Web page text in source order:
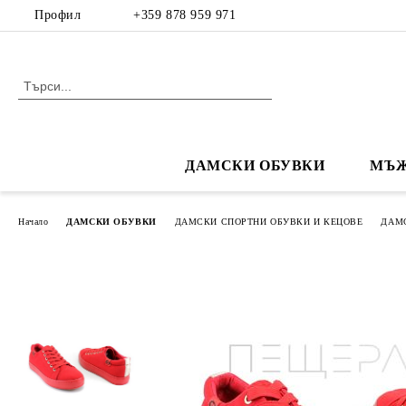
Профил +359 878 959 971
ДАМСКИ ОБУВКИ
Начало ДАМСКИ ОБУВКИ ДАМСКИ СПОРТНИ ОБУВКИ И КЕЦОВЕ